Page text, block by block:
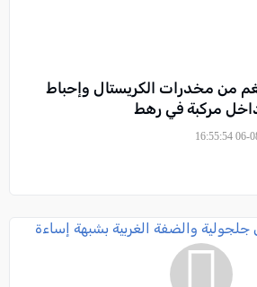
ضبط 1.6 كغم من مخدرات الكريستال وإحباط
مركبة في رهط